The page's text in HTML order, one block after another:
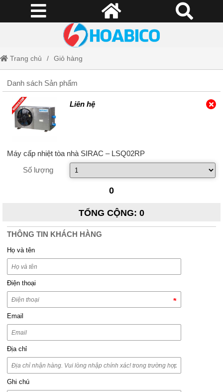
Trang chủ Giỏ hàng
Danh sách Sản phẩm
Liên hệ
Máy cấp nhiệt tòa nhà SIRAC – LSQ02RP
Số lượng
0
TỔNG CỘNG: 0
THÔNG TIN KHÁCH HÀNG
Họ và tên
Điện thoại
Email
Địa chỉ
Ghi chú